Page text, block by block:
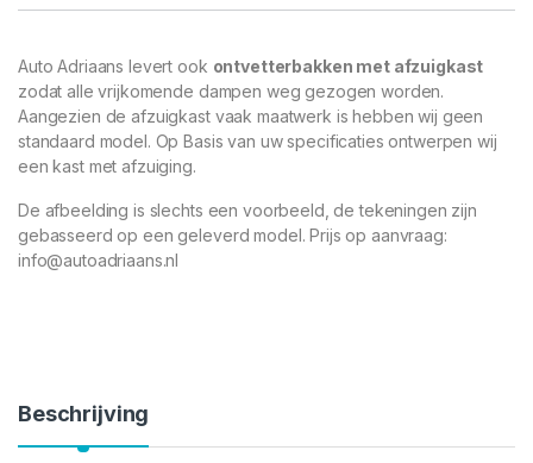
Auto Adriaans levert ook ontvetterbakken met afzuigkast
zodat alle vrijkomende dampen weg gezogen worden.
Aangezien de afzuigkast vaak maatwerk is hebben wij geen
standaard model. Op Basis van uw specificaties ontwerpen wij
een kast met afzuiging.
De afbeelding is slechts een voorbeeld, de tekeningen zijn
gebasseerd op een geleverd model. Prijs op aanvraag:
info@autoadriaans.nl
Beschrijving